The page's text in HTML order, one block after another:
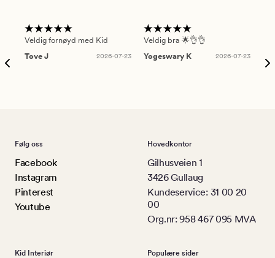
Veldig fornøyd med Kid
Tove J
2026-07-23
Veldig bra 🌟👌👌
Yogeswary K
2026-07-23
Følg oss
Facebook
Instagram
Pinterest
Youtube
Hovedkontor
Gilhusveien 1
3426 Gullaug
Kundeservice: 31 00 20
00
Org.nr: 958 467 095 MVA
Kid Interiør Populære sider